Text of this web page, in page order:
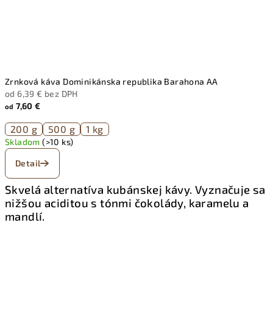
Zrnková káva Dominikánska republika Barahona AA
od 6,39 € bez DPH
od 7,60 €
200 g 500 g 1 kg
Skladom(>10 ks)
Detail
Skvelá alternatíva kubánskej kávy. Vyznačuje sa
nižšou aciditou s tónmi čokolády, karamelu a
mandlí.